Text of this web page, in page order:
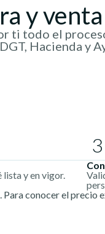
y
ti todo el
DGT, Hacienda y
y en vigor.
3
conocer el precio